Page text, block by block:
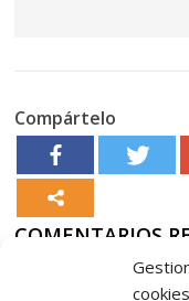
cookies
Compártelo
COMENTARIOS
Jable